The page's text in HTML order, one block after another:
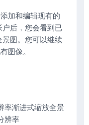
加和编辑现有的
后，您会看到已
图。您可以继续
图像。
率渐进式缩放全景
辨率